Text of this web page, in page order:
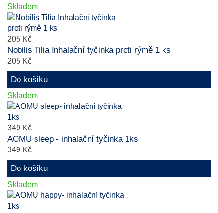
Skladem
205 Kč
Nobilis Tilia Inhalační tyčinka proti rýmě 1 ks
205 Kč
Do košíku
Skladem
349 Kč
AOMU sleep - inhalační tyčinka 1ks
349 Kč
Do košíku
Skladem